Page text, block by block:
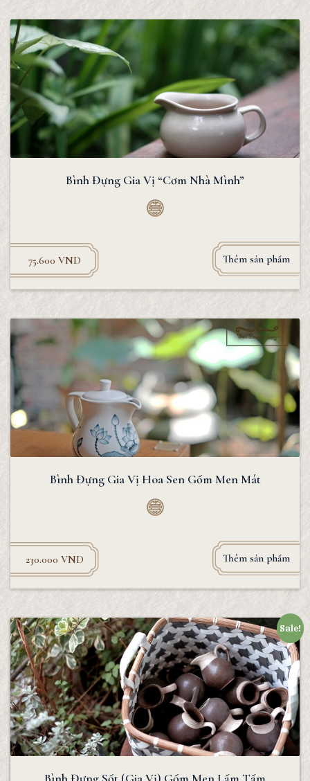
Bình Đựng Gia Vị “Cơm Nhà Mình”
75.600 VND Thêm sản phẩm
Bình Đựng Gia Vị Hoa Sen Gốm Men Mát
230.000 VND Thêm sản phẩm
Sale!